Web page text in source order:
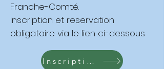
Franche-Comté.
Inscription et reservation
obligatoire via le lien ci-dessous
Inscription